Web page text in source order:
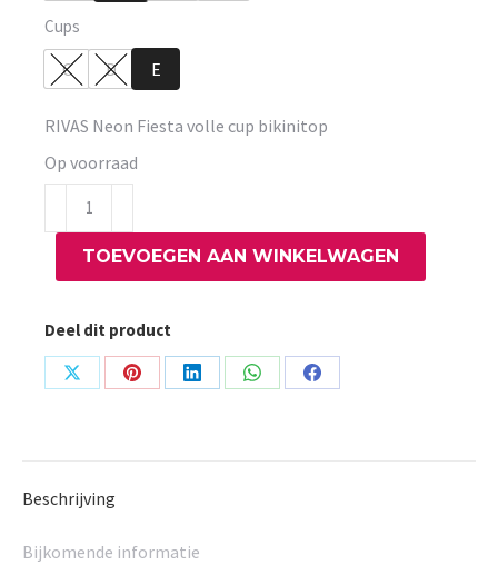
Cups
C D E
RIVAS Neon Fiesta volle cup bikinitop
Op voorraad
RIVAS
Neon
Fiesta
cup
bikinitop
aantal
TOEVOEGEN AAN WINKELWAGEN
Deel dit product
Share
Share
Share
Share
Share
Beschrijving
Bijkomende informatie